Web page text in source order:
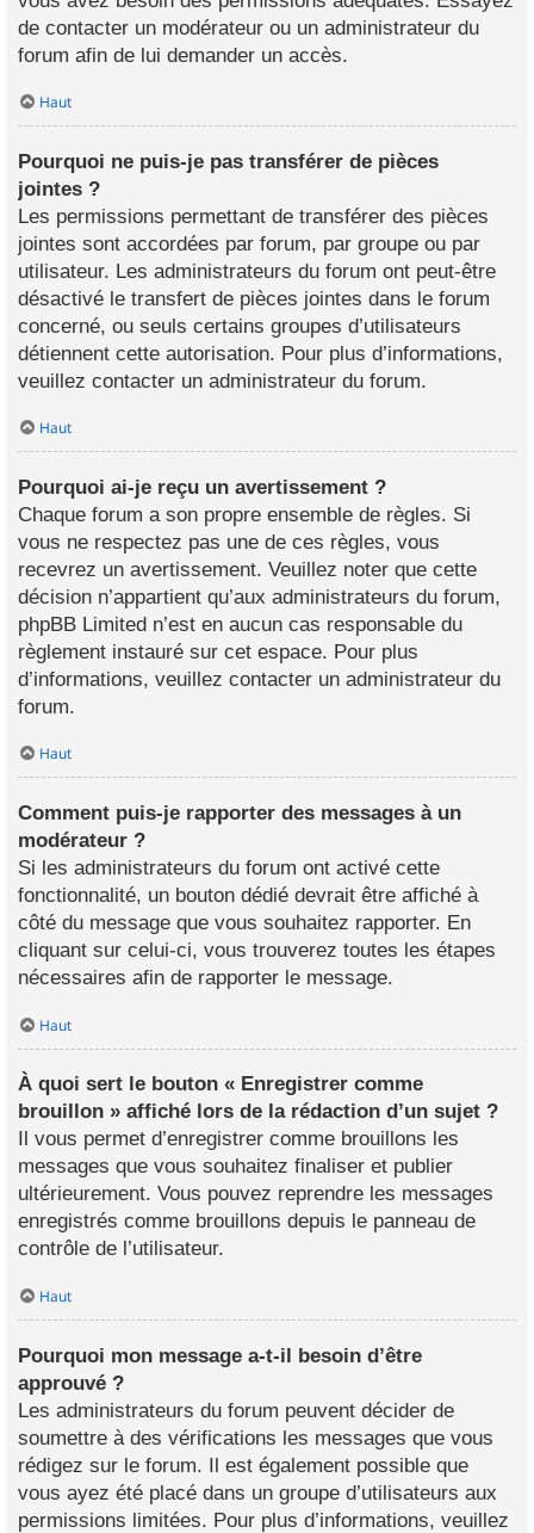
de contacter un modérateur ou un administrateur du
forum afin de lui demander un accès.
Haut
Pourquoi ne puis-je pas transférer de pièces
jointes ?
Les permissions permettant de transférer des pièces
jointes sont accordées par forum, par groupe ou par
utilisateur. Les administrateurs du forum ont peut-être
désactivé le transfert de pièces jointes dans le forum
concerné, ou seuls certains groupes d’utilisateurs
détiennent cette autorisation. Pour plus d’informations,
veuillez contacter un administrateur du forum.
Haut
Pourquoi ai-je reçu un avertissement ?
Chaque forum a son propre ensemble de règles. Si
vous ne respectez pas une de ces règles, vous
recevrez un avertissement. Veuillez noter que cette
décision n’appartient qu’aux administrateurs du forum,
phpBB Limited n’est en aucun cas responsable du
règlement instauré sur cet espace. Pour plus
d’informations, veuillez contacter un administrateur du
forum.
Haut
Comment puis-je rapporter des messages à un
modérateur ?
Si les administrateurs du forum ont activé cette
fonctionnalité, un bouton dédié devrait être affiché à
côté du message que vous souhaitez rapporter. En
cliquant sur celui-ci, vous trouverez toutes les étapes
nécessaires afin de rapporter le message.
Haut
À quoi sert le bouton « Enregistrer comme
brouillon » affiché lors de la rédaction d’un sujet ?
Il vous permet d’enregistrer comme brouillons les
messages que vous souhaitez finaliser et publier
ultérieurement. Vous pouvez reprendre les messages
enregistrés comme brouillons depuis le panneau de
contrôle de l’utilisateur.
Haut
Pourquoi mon message a-t-il besoin d’être
approuvé ?
Les administrateurs du forum peuvent décider de
soumettre à des vérifications les messages que vous
rédigez sur le forum. Il est également possible que
vous ayez été placé dans un groupe d’utilisateurs aux
permissions limitées. Pour plus d’informations, veuillez